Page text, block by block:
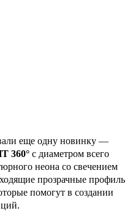
еще одну новинку —
360° с диаметром всего
неона со свечением
прозрачные профиль
помогут в создании